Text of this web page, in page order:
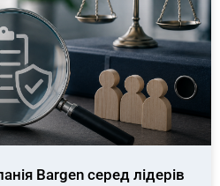
Bargen серед лідерів